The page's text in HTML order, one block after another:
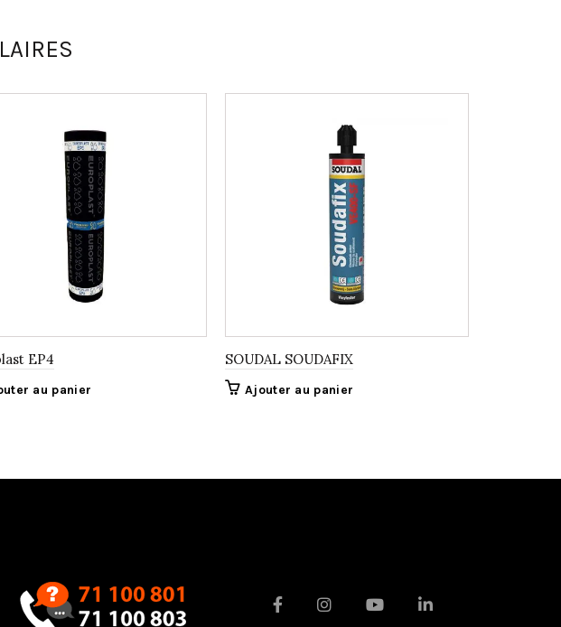
EP4
au panier
SOUDAL SOUDAFIX
Ajouter au panier